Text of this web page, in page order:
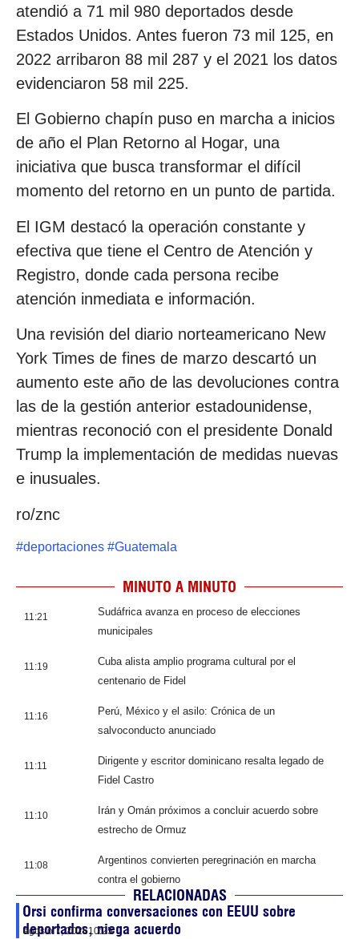
atendió a 71 mil 980 deportados desde
Estados Unidos. Antes fueron 73 mil 125, en
2022 arribaron 88 mil 287 y el 2021 los datos
evidenciaron 58 mil 225.
El Gobierno chapín puso en marcha a inicios
de año el Plan Retorno al Hogar, una
iniciativa que busca transformar el difícil
momento del retorno en un punto de partida.
El IGM destacó la operación constante y
efectiva que tiene el Centro de Atención y
Registro, donde cada persona recibe
atención inmediata e información.
Una revisión del diario norteamericano New
York Times de fines de marzo descartó un
aumento este año de las devoluciones contra
las de la gestión anterior estadounidense,
mientras reconoció con el presidente Donald
Trump la implementación de medidas nuevas
e inusuales.
ro/znc
#deportaciones #Guatemala
MINUTO A MINUTO
11:21
Sudáfrica avanza en proceso de elecciones
municipales
11:19
Cuba alista amplio programa cultural por el
centenario de Fidel
11:16
Perú, México y el asilo: Crónica de un
salvoconducto anunciado
11:11
Dirigente y escritor dominicano resalta legado de
Fidel Castro
11:10
Irán y Omán próximos a concluir acuerdo sobre
estrecho de Ormuz
11:08
Argentinos convierten peregrinación en marcha
contra el gobierno
RELACIONADAS
Orsi confirma conversaciones con EEUU sobre
deportados, niega acuerdo
agosto 7, 202610:25